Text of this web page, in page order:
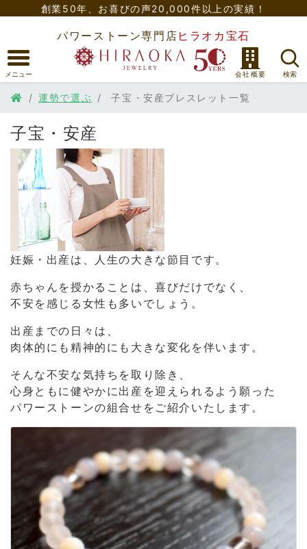
創業50年、 お喜びの声20,000件以上の実績！
パワーストーン専門店 ヒラオカ宝石
運勢で選ぶ 子宝・安産ブレスレット一覧
子宝・安産
妊娠・出産は、人生の大きな節目です。
赤ちゃんを授かることは、喜びだけでなく、
不安を感じる女性も多いでしょう。
出産までの日々は、
肉体的にも精神的にも大きな変化を伴います。
そんな不安な気持ちを取り除き、
心身ともに健やかに出産を迎えられるよう願った
パワーストーンの組合せをご紹介いたします。